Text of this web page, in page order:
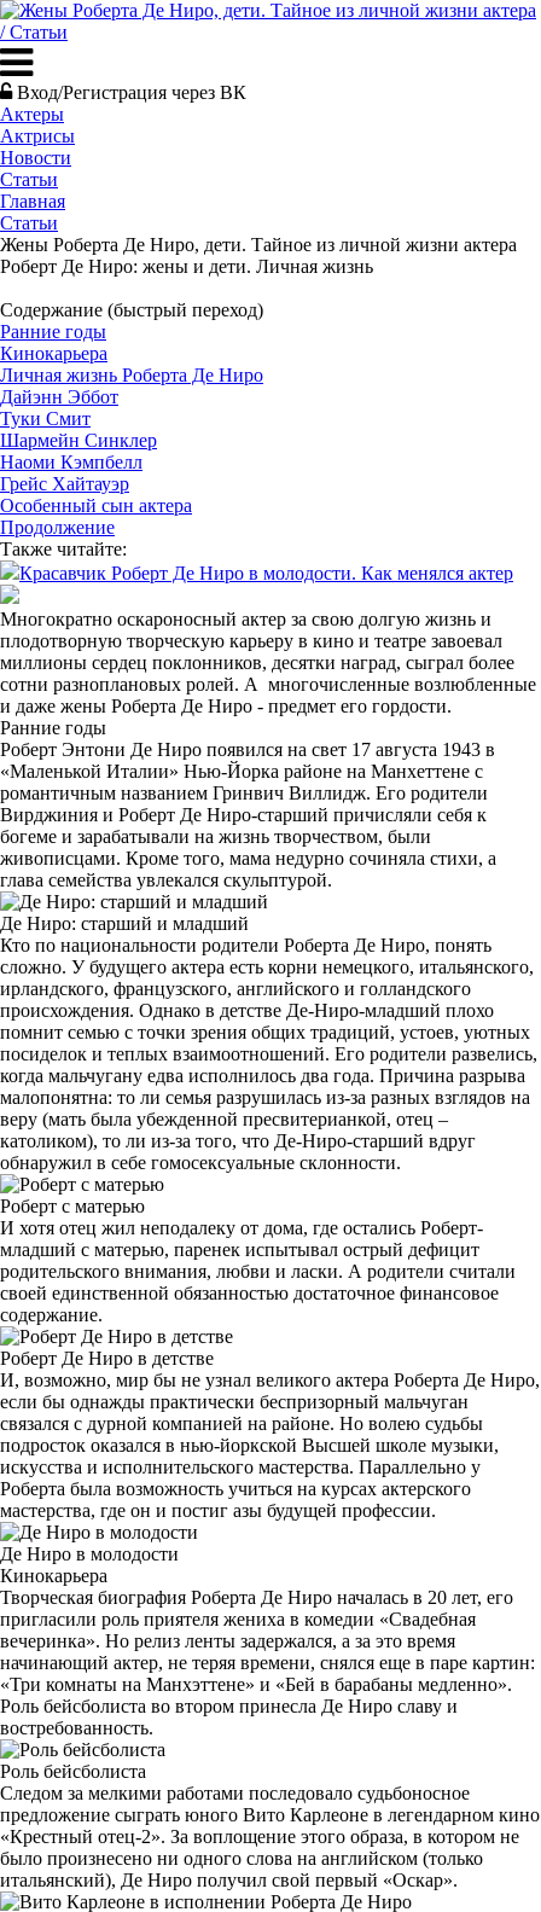
Вход/Регистрация через ВК
Актеры
Актрисы
Новости
Статьи
Главная
Статьи
Жены Роберта Де Ниро, дети. Тайное из личной жизни актера
Роберт Де Ниро: жены и дети. Личная жизнь
Содержание (быстрый переход)
Ранние годы
Кинокарьера
Личная жизнь Роберта Де Ниро
Дайэнн Эббот
Туки Смит
Шармейн Синклер
Наоми Кэмпбелл
Грейс Хайтауэр
Особенный сын актера
Продолжение
Также читайте:
Красавчик Роберт Де Ниро в молодости. Как менялся актер
Многократно оскароносный актер за свою долгую жизнь и
плодотворную творческую карьеру в кино и театре завоевал
миллионы сердец поклонников, десятки наград, сыграл более
сотни разноплановых ролей. А многочисленные возлюбленные
и даже жены Роберта Де Ниро - предмет его гордости.
Ранние годы
Роберт Энтони Де Ниро появился на свет 17 августа 1943 в
«Маленькой Италии» Нью-Йорка районе на Манхеттене с
романтичным названием Гринвич Виллидж. Его родители
Вирджиния и Роберт Де Ниро-старший причисляли себя к
богеме и зарабатывали на жизнь творчеством, были
живописцами. Кроме того, мама недурно сочиняла стихи, а
глава семейства увлекался скульптурой.
Де Ниро: старший и младший
Кто по национальности родители Роберта Де Ниро, понять
сложно. У будущего актера есть корни немецкого, итальянского,
ирландского, французского, английского и голландского
происхождения. Однако в детстве Де-Ниро-младший плохо
помнит семью с точки зрения общих традиций, устоев, уютных
посиделок и теплых взаимоотношений. Его родители развелись,
когда мальчугану едва исполнилось два года. Причина разрыва
малопонятна: то ли семья разрушилась из-за разных взглядов на
веру (мать была убежденной пресвитерианкой, отец –
католиком), то ли из-за того, что Де-Ниро-старший вдруг
обнаружил в себе гомосексуальные склонности.
Роберт с матерью
И хотя отец жил неподалеку от дома, где остались Роберт-
младший с матерью, паренек испытывал острый дефицит
родительского внимания, любви и ласки. А родители считали
своей единственной обязанностью достаточное финансовое
содержание.
Роберт Де Ниро в детстве
И, возможно, мир бы не узнал великого актера Роберта Де Ниро,
если бы однажды практически беспризорный мальчуган
связался с дурной компанией на районе. Но волею судьбы
подросток оказался в нью-йоркской Высшей школе музыки,
искусства и исполнительского мастерства. Параллельно у
Роберта была возможность учиться на курсах актерского
мастерства, где он и постиг азы будущей профессии.
Де Ниро в молодости
Кинокарьера
Творческая биография Роберта Де Ниро началась в 20 лет, его
пригласили роль приятеля жениха в комедии «Свадебная
вечеринка». Но релиз ленты задержался, а за это время
начинающий актер, не теряя времени, снялся еще в паре картин:
«Три комнаты на Манхэттене» и «Бей в барабаны медленно».
Роль бейсболиста во втором принесла Де Ниро славу и
востребованность.
Роль бейсболиста
Следом за мелкими работами последовало судьбоносное
предложение сыграть юного Вито Карлеоне в легендарном кино
«Крестный отец-2». За воплощение этого образа, в котором не
было произнесено ни одного слова на английском (только
итальянский), Де Ниро получил свой первый «Оскар».